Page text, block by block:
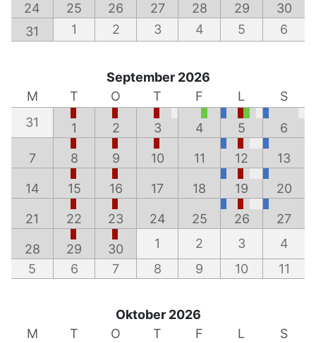
24 25 26 27 28 29
30
31
1 2 3 4 5 6
September 2026
M
T O T F L
S
31
1 2 3 4 5 6
7 8 9 10 11 12 13
14 15 16 17 18 19 20
21 22 23 24 25 26 27
28 29 30 1 2 3
4
5
6 7 8 9 10 11
Oktober 2026
M
T O T F L
S